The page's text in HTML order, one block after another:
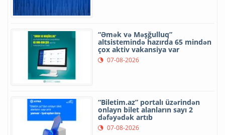
“Əmək və Məşğulluq”
altsistemində hazırda 65 mindən
çox aktiv vakansiya var
07-08-2026
“Biletim.az” portalı üzərindən
onlayn bilet alanların sayı 2
dəfəyədək artıb
07-08-2026